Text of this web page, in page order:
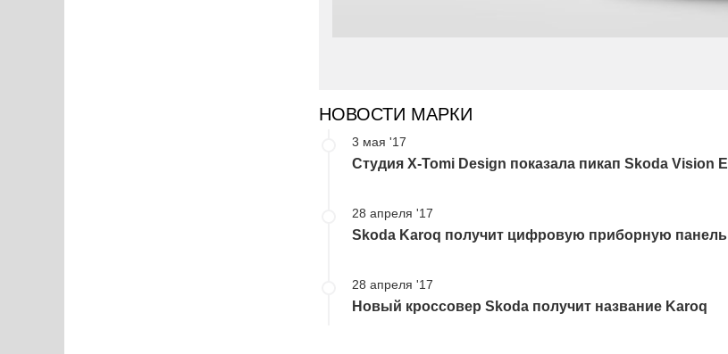
НОВОСТИ МАРКИ
3 мая '17
Студия X-Tomi Design показала пикап Skoda Vision E
28 апреля '17
Skoda Karoq получит цифровую приборную панель
28 апреля '17
Новый кроссовер Skoda получит название Karoq